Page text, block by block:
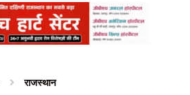
राजस्थान